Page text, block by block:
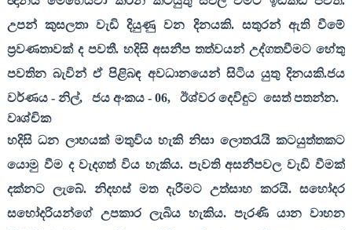
උපන් කුසලතා වැඩි දියුණු වන දිනයකි. සතුරන් ඇති වීමේ
ප්‍රවණතාවක් ද පවතී. හදිසි අසනීප තත්වයන් උද්ගතවීමට හේතු
පවතින බැවින් ඒ පිළිබඳ අවධානයෙන් සිටිය යුතු දිනයකි.ජය
වර්ණය - නිල්, ජය අංකය - 06, ඊශ්වර දෙවිඳුට සෙත් පතන්න.
වෘශ්චික
හදිසි ධන ලාභයක් මතුවිය හැකි නිසා ලොතරැයි කටයුත්තකට
යොමු වීම ද වැදගත් විය හැකිය. පැවති අසනීපවල වැඩි වීමක්
දක්නට ලැබේ. නිදහස් මත දැරීමට උත්සාහ කරයි. සහෝදර
සහෝදරියන්ගේ උපකාර ලැබිය හැකිය. පැරණි යාන වාහන